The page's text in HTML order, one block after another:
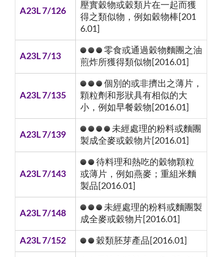
A23L 7/126
壓實穀物或穀類片在一起而獲
得之類似物，例如穀物棒[201
6.01]
A23L 7/13
零食或通過穀物麵團之油
煎炸所獲得類似物[2016.01]
A23L 7/135
個別的或非擠出之薄片，
顆粒劑和形狀具有相似的大
小，例如早餐穀物[2016.01]
A23L 7/139
未經處理的粉料或麵團
製成全麥或穀物片[2016.01]
A23L 7/143
待料理和熱吃的穀物顆粒
或薄片，例如燕麥；重組米麵
製品[2016.01]
A23L 7/148
未經處理的粉料或麵團製
成全麥或穀物片[2016.01]
A23L 7/152 穀類胚芽產品[2016.01]